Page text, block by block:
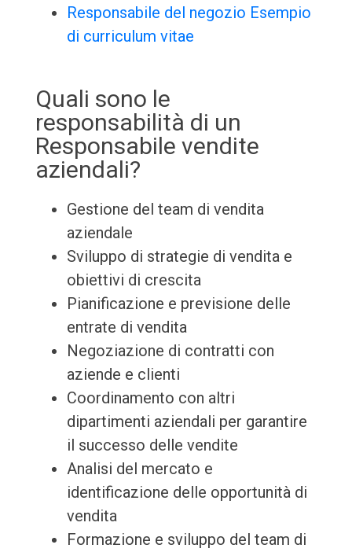
Responsabile del negozio Esempio
di curriculum vitae
Quali sono le
responsabilità di un
Responsabile vendite
aziendali?
Gestione del team di vendita
aziendale
Sviluppo di strategie di vendita e
obiettivi di crescita
Pianificazione e previsione delle
entrate di vendita
Negoziazione di contratti con
aziende e clienti
Coordinamento con altri
dipartimenti aziendali per garantire
il successo delle vendite
Analisi del mercato e
identificazione delle opportunità di
vendita
Formazione e sviluppo del team di